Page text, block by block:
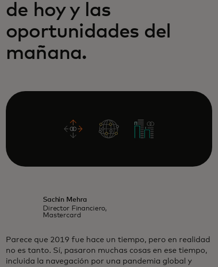
de hoy y las
oportunidades del
mañana.
Sachin Mehra
Director Financiero,
Mastercard
Parece que 2019 fue hace un tiempo, pero en realidad
no es tanto. Sí, pasaron muchas cosas en ese tiempo,
incluida la navegación por una pandemia global y